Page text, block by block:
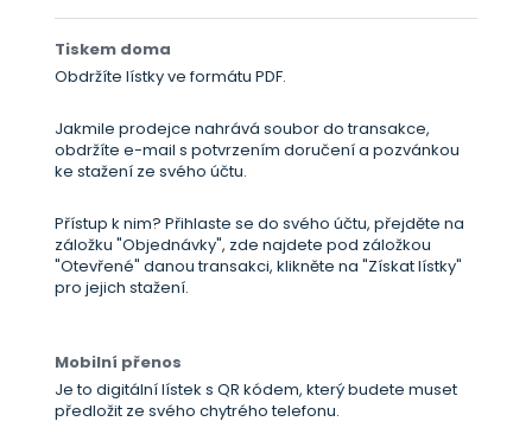
Tiskem doma
Obdržíte lístky ve formátu PDF.
Jakmile prodejce nahrává soubor do transakce,
obdržíte e-mail s potvrzením doručení a pozvánkou
ke stažení ze svého účtu.
Přístup k nim? Přihlaste se do svého účtu, přejděte na
záložku "Objednávky", zde najdete pod záložkou
"Otevřené" danou transakci, klikněte na "Získat lístky"
pro jejich stažení.
Mobilní přenos
Je to digitální lístek s QR kódem, který budete muset
předložit ze svého chytrého telefonu.